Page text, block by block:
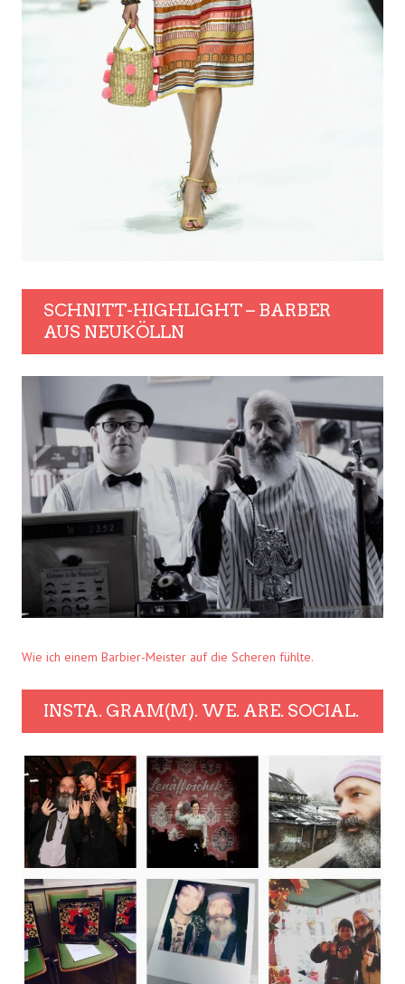
SCHNITT-HIGHLIGHT – BARBER
AUS NEUKÖLLN
Wie ich einem Barbier-Meister auf die Scheren fühlte.
INSTA. GRAM(M). WE. ARE. SOCIAL.